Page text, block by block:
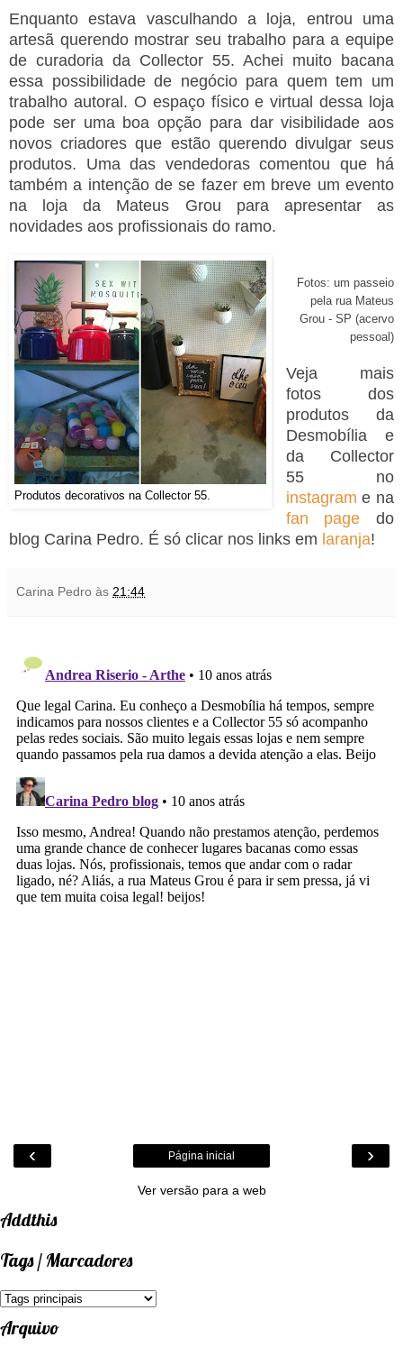
Enquanto estava vasculhando a loja, entrou uma
artesã querendo mostrar seu trabalho para a equipe
de curadoria da Collector 55. Achei muito bacana
essa possibilidade de negócio para quem tem um
trabalho autoral. O espaço físico e virtual dessa loja
pode ser uma boa opção para dar visibilidade aos
novos criadores que estão querendo divulgar seus
produtos. Uma das vendedoras comentou que há
também a intenção de se fazer em breve um evento
na loja da Mateus Grou para apresentar as
novidades aos profissionais do ramo.
Produtos decorativos na Collector 55.
Fotos: um passeio
pela rua Mateus
Grou - SP (acervo
pessoal)
Veja mais
fotos dos
produtos da
Desmobília e
da Collector
55 no
instagram e na
fan page do
blog Carina Pedro. É só clicar nos links em laranja!
Carina Pedro às 21:44
‹ ›
Página inicial
Ver versão para a web
Addthis
Tags / Marcadores
Arquivo